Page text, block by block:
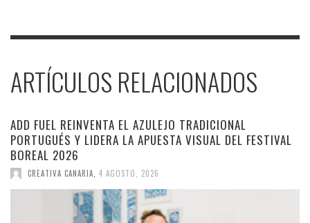
ARTÍCULOS RELACIONADOS
ADD FUEL REINVENTA EL AZULEJO TRADICIONAL
PORTUGUÉS Y LIDERA LA APUESTA VISUAL DEL FESTIVAL
BOREAL 2026
CREATIVA CANARIA 4 AGOSTO, 2026